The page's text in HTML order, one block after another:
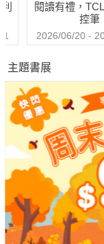
是每一位世界公民
★★★★專業推薦
美國聖湯瑪斯大學
閱讀人社群主編 鄭俊
（依姓名筆劃排列
閱讀有禮，
控筆
2026/06/20 -
主題書展